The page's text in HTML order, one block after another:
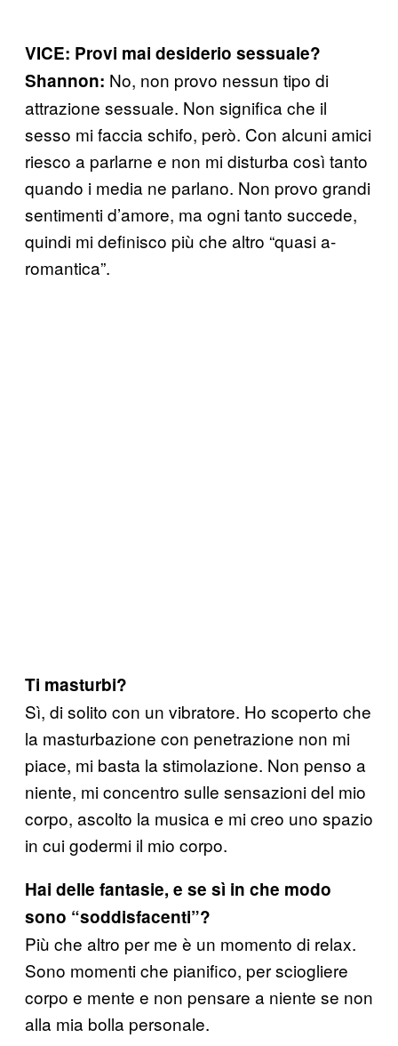
VICE: Provi mai desiderio sessuale?
Shannon: No, non provo nessun tipo di
attrazione sessuale. Non significa che il
sesso mi faccia schifo, però. Con alcuni amici
riesco a parlarne e non mi disturba così tanto
quando i media ne parlano. Non provo grandi
sentimenti d’amore, ma ogni tanto succede,
quindi mi definisco più che altro “quasi a-
romantica”.
Ti masturbi?
Sì, di solito con un vibratore. Ho scoperto che
la masturbazione con penetrazione non mi
piace, mi basta la stimolazione. Non penso a
niente, mi concentro sulle sensazioni del mio
corpo, ascolto la musica e mi creo uno spazio
in cui godermi il mio corpo.
Hai delle fantasie, e se sì in che modo
sono “soddisfacenti”?
Più che altro per me è un momento di relax.
Sono momenti che pianifico, per sciogliere
corpo e mente e non pensare a niente se non
alla mia bolla personale.